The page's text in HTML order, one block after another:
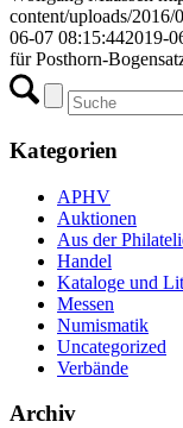
content/uploads/
06-07 08:15:442019-
für Posthorn-
Kategorien
APHV
Auktionen
Aus der
Handel
Kataloge und
Messen
Numismatik
Uncategorized
Verbände
Archiv